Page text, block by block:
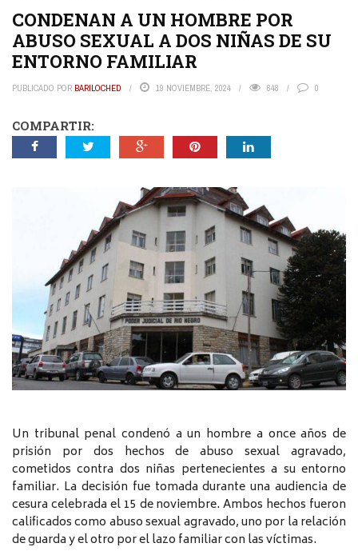
CONDENAN A UN HOMBRE POR
ABUSO SEXUAL A DOS NIÑAS DE SU
ENTORNO FAMILIAR
PUBLICADO POR BARILOCHED 19 NOVIEMBRE, 2024 648 0
COMPARTIR:
Un tribunal penal condenó a un hombre a once años de
prisión por dos hechos de abuso sexual agravado,
cometidos contra dos niñas pertenecientes a su entorno
familiar. La decisión fue tomada durante una audiencia de
cesura celebrada el 15 de noviembre. Ambos hechos fueron
calificados como abuso sexual agravado, uno por la relación
de guarda y el otro por el lazo familiar con las víctimas.